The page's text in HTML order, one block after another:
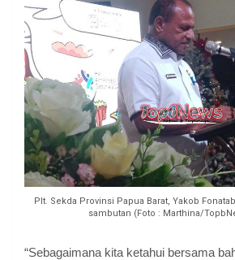
Plt. Sekda Provinsi Papua Barat, Yakob
sambutan (Foto : Marthina/
“Sebagaimana kita ketahui bersama